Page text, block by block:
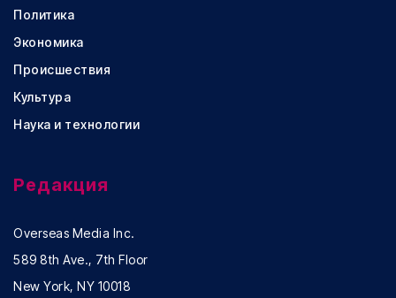
Политика
Экономика
Происшествия
Культура
Наука и технологии
Редакция
Overseas Media Inc.
589 8th Ave., 7th Floor
New York, NY 10018